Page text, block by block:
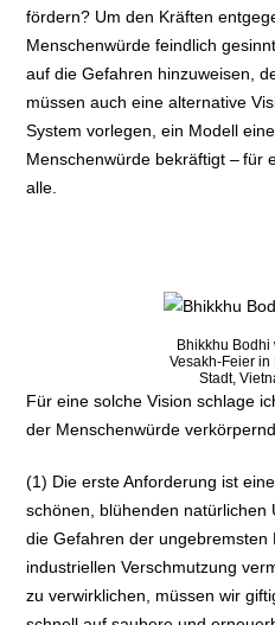
fördern? Um den Kräften
Menschenwürde feindlich
auf die Gefahren hinzuweisen,
müssen auch eine alternative
System vorlegen, ein Modell
Menschenwürde bekräftigt – für
alle.
Bhikkhu
Vesakh-Feier
Stadt,
Für eine solche Vision schlage
der Menschenwürde
(1) Die erste Anforderung ist
schönen, blühenden natürlichen
die Gefahren der
industriellen Verschmutzung
zu verwirklichen, müssen wir